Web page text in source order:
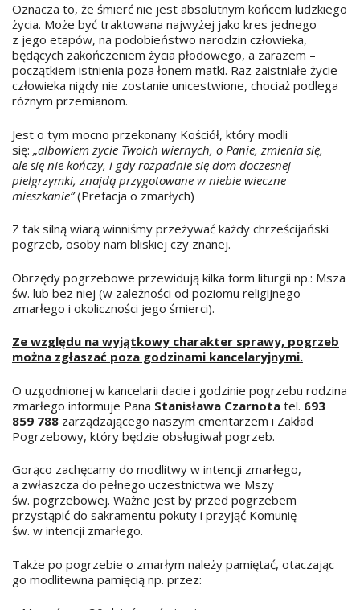
Oznacza to, że śmierć nie jest absolutnym końcem ludzkiego
życia. Może być traktowana najwyżej jako kres jednego
z jego etapów, na podobieństwo narodzin człowieka,
będących zakończeniem życia płodowego, a zarazem –
początkiem istnienia poza łonem matki. Raz zaistniałe życie
człowieka nigdy nie zostanie unicestwione, chociaż podlega
różnym przemianom.
Jest o tym mocno przekonany Kościół, który modli
się: „albowiem życie Twoich wiernych, o Panie, zmienia się,
ale się nie kończy, i gdy rozpadnie się dom doczesnej
pielgrzymki, znajdą przygotowane w niebie wieczne
mieszkanie”(Prefacja o zmarłych)
Z tak silną wiarą winniśmy przeżywać każdy chrześcijański
pogrzeb, osoby nam bliskiej czy znanej.
Obrzędy pogrzebowe przewidują kilka form liturgii np.: Msza
św. lub bez niej (w zależności od poziomu religijnego
zmarłego i okoliczności jego śmierci).
Ze względu na wyjątkowy charakter sprawy, pogrzeb
można zgłaszać poza godzinami kancelaryjnymi.
O uzgodnionej w kancelarii dacie i godzinie pogrzebu rodzina
zmarłego informuje Pana Stanisława Czarnota tel. 693
859 788 zarządzającego naszym cmentarzem i Zakład
Pogrzebowy, który będzie obsługiwał pogrzeb.
Gorąco zachęcamy do modlitwy w intencji zmarłego,
a zwłaszcza do pełnego uczestnictwa we Mszy
św. pogrzebowej. Ważne jest by przed pogrzebem
przystąpić do sakramentu pokuty i przyjąć Komunię
św. w intencji zmarłego.
Także po pogrzebie o zmarłym należy pamiętać, otaczając
go modlitewna pamięcią np. przez: